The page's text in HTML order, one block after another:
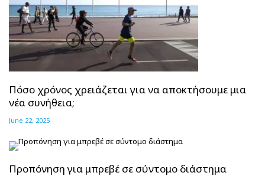
Πόσο χρόνος χρειάζεται για να αποκτήσουμε μια
νέα συνήθεια;
June 22, 2025
Προπόνηση για μπρεβέ σε σύντομο διάστημα